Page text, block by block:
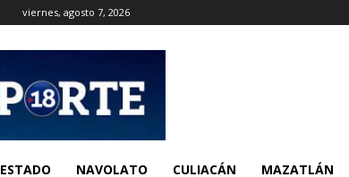
viernes, agosto 7, 2026
ESTADO NAVOLATO CULIACÁN MAZATLÁN